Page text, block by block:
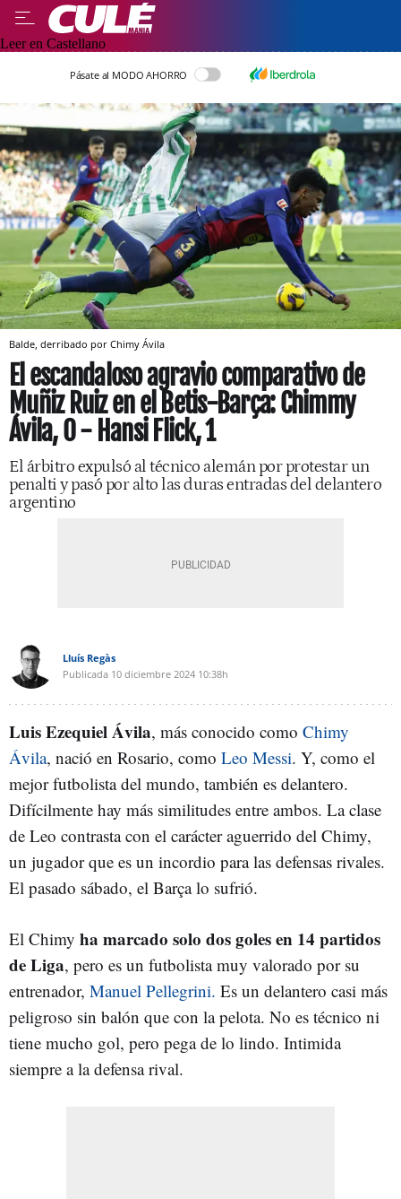
Leer en Castellano
Pásate al MODO AHORRO
Balde, derribado por Chimy Ávila
El escandaloso agravio comparativo de
Muñiz Ruiz en el Betis-Barça: Chimmy
Ávila, 0 - Hansi Flick, 1
El árbitro expulsó al técnico alemán por protestar un
penalti y pasó por alto las duras entradas del delantero
argentino
Lluís Regàs
Publicada 10 diciembre 2024 10:38h
Luis Ezequiel Ávila, más conocido como Chimy
Ávila, nació en Rosario, como Leo Messi. Y, como el
mejor futbolista del mundo, también es delantero.
Difícilmente hay más similitudes entre ambos. La clase
de Leo contrasta con el carácter aguerrido del Chimy,
un jugador que es un incordio para las defensas rivales.
El pasado sábado, el Barça lo sufrió.
El Chimy ha marcado solo dos goles en 14 partidos
de Liga, pero es un futbolista muy valorado por su
entrenador, Manuel Pellegrini. Es un delantero casi más
peligroso sin balón que con la pelota. No es técnico ni
tiene mucho gol, pero pega de lo lindo. Intimida
siempre a la defensa rival.